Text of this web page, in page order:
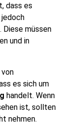
dass es
Diese müssen
und in
es sich um
handelt. Wenn
ist, sollten
nehmen.